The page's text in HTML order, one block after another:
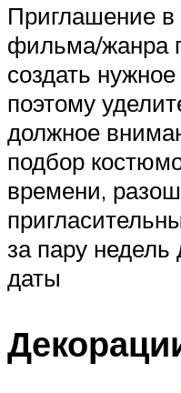
Приглашение в
фильма/жанра
создать
поэтому
должное
подбор
времени,
за пару недель
даты